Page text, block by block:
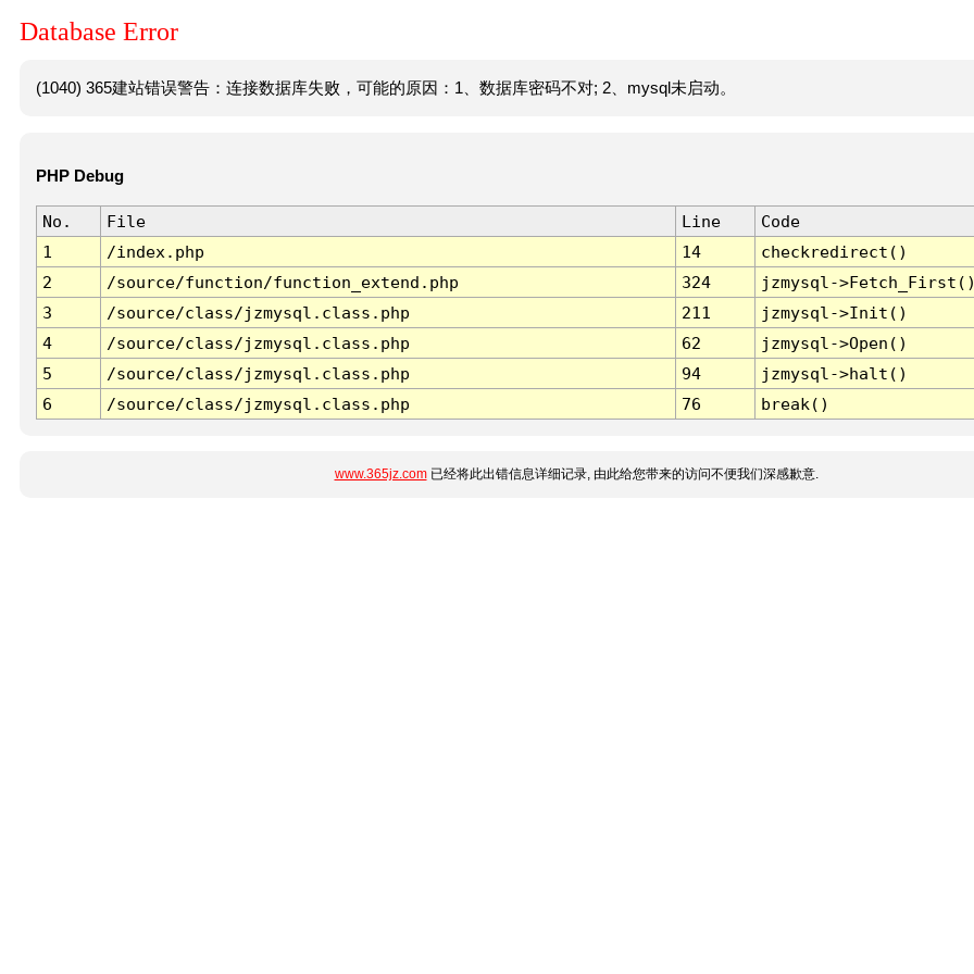
Database Error
(1040) 365建站错误警告：连接数据库失败，可能的原因：1、数据库密码不对; 2、mysql未启动。
PHP Debug
No. File Line
Code
1
/index.php 14
checkredirect()
2
/source/function/function_extend.php 324
jzmysql-
3
/source/class/jzmysql.class.php 211
jzmysql->Init()
4
/source/class/jzmysql.class.php 62
jzmysql->Open()
5
/source/class/jzmysql.class.php 94
jzmysql->halt()
6
/source/class/jzmysql.class.php 76 break()
www.365jz.com已经将此出错信息详细记录, 由此给您带来的访问不便我们深感歉意.